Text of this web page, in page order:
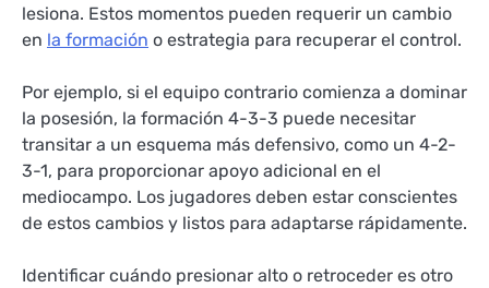
lesiona. Estos momentos pueden requerir un cambio
en la formación o estrategia para recuperar el control.
Por ejemplo, si el equipo contrario comienza a dominar
la posesión, la formación 4-3-3 puede necesitar
transitar a un esquema más defensivo, como un 4-2-
3-1, para proporcionar apoyo adicional en el
mediocampo. Los jugadores deben estar conscientes
de estos cambios y listos para adaptarse rápidamente.
Identificar cuándo presionar alto o retroceder es otro